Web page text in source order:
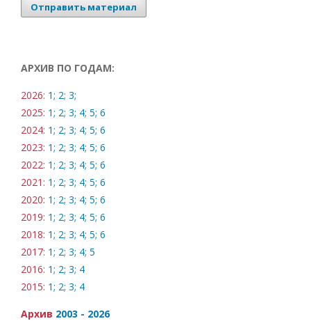
Отправить материал
АРХИВ ПО ГОДАМ:
2026: 1; 2; 3;
2025: 1; 2; 3; 4; 5; 6
2024: 1; 2; 3; 4; 5; 6
2023: 1; 2; 3; 4; 5; 6
2022: 1; 2; 3; 4; 5; 6
2021: 1; 2; 3; 4; 5; 6
2020: 1; 2; 3; 4; 5; 6
2019: 1; 2; 3; 4; 5; 6
2018: 1; 2; 3; 4; 5; 6
2017: 1; 2; 3; 4; 5
2016: 1; 2; 3; 4
2015: 1; 2; 3; 4
Архив 2003 - 2026